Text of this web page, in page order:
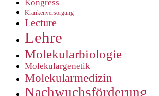
Kongress
Krankenversorgung
Lecture
Lehre
Molekularbiologie
Molekulargenetik
Molekularmedizin
Nachwuchsförderung